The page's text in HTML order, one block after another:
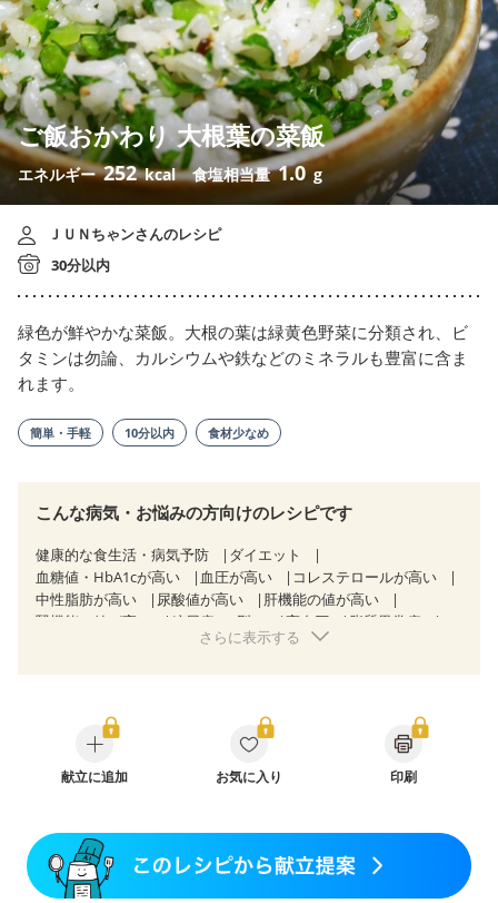
ご飯おかわり 大根葉の菜飯
エネルギー252 kcal 食塩相当量1.0 g
ＪＵＮちゃンさんのレシピ
30分以内
緑色が鮮やかな菜飯。大根の葉は緑黄色野菜に分類され、ビ
タミンは勿論、カルシウムや鉄などのミネラルも豊富に含ま
れます。
簡単・手軽 10分以内 食材少なめ
こんな病気・お悩みの方向けのレシピです
健康的な食生活・病気予防
ダイエット
血糖値・HbA1cが高い
血圧が高い
コレステロールが高い
中性脂肪が高い
尿酸値が高い
肝機能の値が高い
腎機能の値が高い
糖尿病（2型） 高血圧
脂質異常症
狭心症 心筋梗塞
糖尿病性腎症（第１期）
糖尿病性腎症（第２期）
糖尿病性腎症（第３期）
CKD（ステージ１）
CKD（ステージ２）
CKD（ステージ３a）
乳がん治療を終えた方・経過観察中の方など
妊娠中(初期)
妊婦健診・体重増加が気になる（初期）
妊婦健診・血圧が気になる（初期）
さらに表示する
献立に追加 お気に入り 印刷